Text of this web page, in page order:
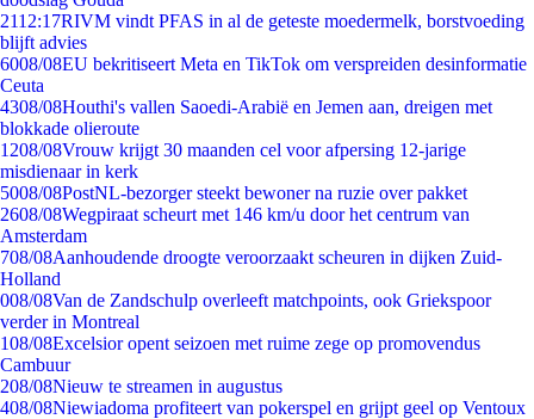
2112:17RIVM vindt PFAS in al de geteste moedermelk, borstvoeding
blijft advies
6008/08EU bekritiseert Meta en TikTok om verspreiden desinformatie
Ceuta
4308/08Houthi's vallen Saoedi-Arabië en Jemen aan, dreigen met
blokkade olieroute
1208/08Vrouw krijgt 30 maanden cel voor afpersing 12-jarige
misdienaar in kerk
5008/08PostNL-bezorger steekt bewoner na ruzie over pakket
2608/08Wegpiraat scheurt met 146 km/u door het centrum van
Amsterdam
708/08Aanhoudende droogte veroorzaakt scheuren in dijken Zuid-
Holland
008/08Van de Zandschulp overleeft matchpoints, ook Griekspoor
verder in Montreal
108/08Excelsior opent seizoen met ruime zege op promovendus
Cambuur
208/08Nieuw te streamen in augustus
408/08Niewiadoma profiteert van pokerspel en grijpt geel op Ventoux